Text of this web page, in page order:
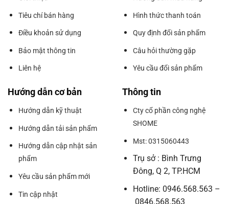
Tiêu chí bán hàng
Điều khoản sử dụng
Bảo mật thông tin
Liên hệ
Hình thức thanh toán
Quy định đổi sản phẩm
Câu hỏi thường gặp
Yêu cầu đổi sản phẩm
Hướng dẫn cơ bản
Hướng dẫn kỹ thuật
Hướng dẫn tải sản phẩm
Hướng dẫn cập nhật sản
phẩm
Yêu cầu sản phẩm mới
Tin cập nhật
Thông tin
Cty cổ phần công nghệ
SHOME
Mst: 0315060443
Trụ sở : Bình Trưng
Đông, Q 2, TP.HCM
Hotline: 0946.568.563 –
0846.568.563